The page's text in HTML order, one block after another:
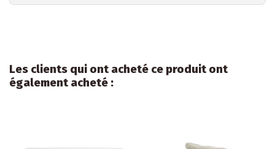
Les clients qui ont acheté ce produit ont
également acheté :